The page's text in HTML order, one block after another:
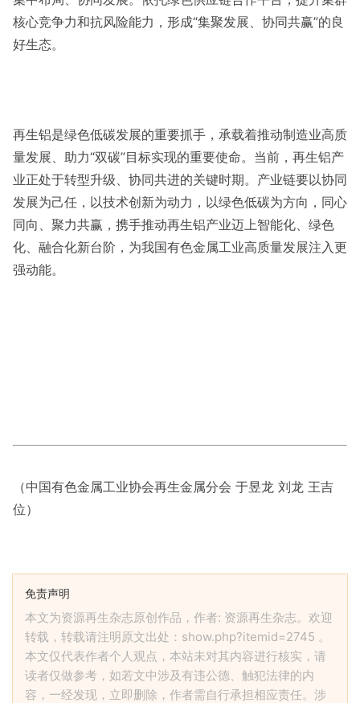
核心竞争力和抗风险能力，形成“集聚发展、协同共赢”的良
好生态。
再生铝是绿色低碳发展的重要抓手，承载着推动制造业高质
量发展、助力“双碳”目标实现的重要使命。当前，再生铝产
业正处于转型升级、协同共进的关键时期。产业链要以协同
发展为己任，以技术创新为动力，以绿色低碳为方向，同心
同向、聚力共赢，携手推动再生铝产业迈上智能化、绿色
化、融合化新台阶，为我国有色金属工业高质量发展注入更
强动能。
（中国有色金属工业协会再生金属分会 于昱龙 刘龙 王吉
位）
免责声明
本文为资源再生杂志原创作品，作者: 资源再生杂志。欢迎
转载，转载请注明原文出处：show.php?itemid=2745 。
本文仅代表作者个人观点，本站未对其内容进行核实，请
读者仅做参考，如若文中涉及有违公德、触犯法律的内
容，一经发现，立即删除，作者需自行承担相应责任。涉